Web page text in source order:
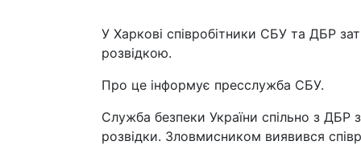
У Харкові співробітники СБУ та ДБР
розвідкою.
Про це інформує пресслужба СБУ.
Служба безпеки України спільно з ДБР
розвідки. Зловмисником виявився